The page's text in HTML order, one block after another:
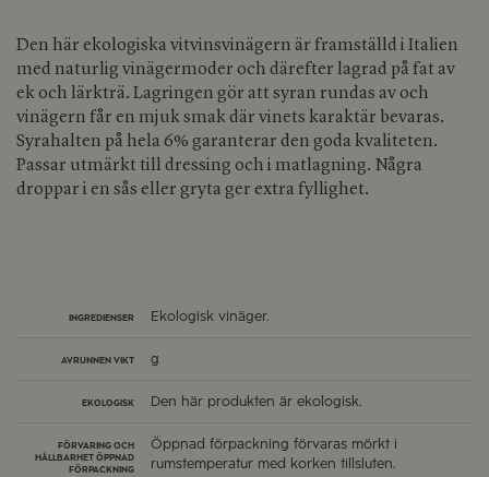
Den här ekologiska vitvinsvinägern är framställd i Italien
med naturlig vinägermoder och därefter lagrad på fat av
ek och lärkträ. Lagringen gör att syran rundas av och
vinägern får en mjuk smak där vinets karaktär bevaras.
Syrahalten på hela 6% garanterar den goda kvaliteten.
Passar utmärkt till dressing och i matlagning. Några
droppar i en sås eller gryta ger extra fyllighet.
INGREDIENSER Ekologisk vinäger.
AVRUNNEN VIKT g
EKOLOGISK Den här produkten är ekologisk.
FÖRVARING OCH
HÅLLBARHET ÖPPNAD
FÖRPACKNING
Öppnad förpackning förvaras mörkt i
rumstemperatur med korken tillsluten.